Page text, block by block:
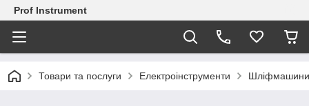
Prof Instrument
Товари та послуги Електроінструменти Шліфмашини